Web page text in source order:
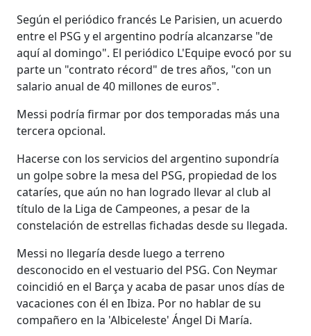
Según el periódico francés Le Parisien, un acuerdo
entre el PSG y el argentino podría alcanzarse "de
aquí al domingo". El periódico L'Equipe evocó por su
parte un "contrato récord" de tres años, "con un
salario anual de 40 millones de euros".
Messi podría firmar por dos temporadas más una
tercera opcional.
Hacerse con los servicios del argentino supondría
un golpe sobre la mesa del PSG, propiedad de los
cataríes, que aún no han logrado llevar al club al
título de la Liga de Campeones, a pesar de la
constelación de estrellas fichadas desde su llegada.
Messi no llegaría desde luego a terreno
desconocido en el vestuario del PSG. Con Neymar
coincidió en el Barça y acaba de pasar unos días de
vacaciones con él en Ibiza. Por no hablar de su
compañero en la 'Albiceleste' Ángel Di María.